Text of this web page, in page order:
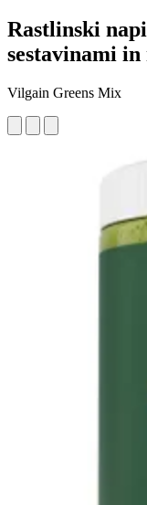
Rastlinski
sestavinami in
Vilgain Greens Mix